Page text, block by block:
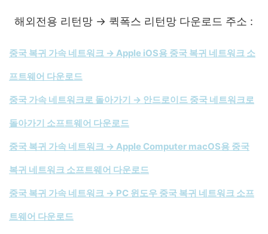
해외전용 리턴망 → 퀵폭스 리턴망 다운로드 주소 :
중국 복귀 가속 네트워크 → Apple iOS용 중국 복귀 네트워크 소
프트웨어 다운로드
중국 가속 네트워크로 돌아가기 → 안드로이드 중국 네트워크로
돌아가기 소프트웨어 다운로드
중국 복귀 가속 네트워크 → Apple Computer macOS용 중국
복귀 네트워크 소프트웨어 다운로드
중국 복귀 가속 네트워크 → PC 윈도우 중국 복귀 네트워크 소프
트웨어 다운로드